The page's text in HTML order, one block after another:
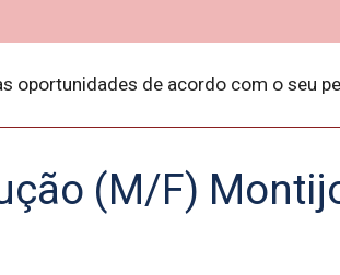
oportunidades de acordo com o seu
(M/F)